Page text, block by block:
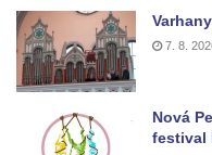
Herltův kříž u Mikova v
Kříž u Borských u domu
Mikulášovicích
Kříž Ließnerových
Mikulášovicích
7. 8.
Nová
festival